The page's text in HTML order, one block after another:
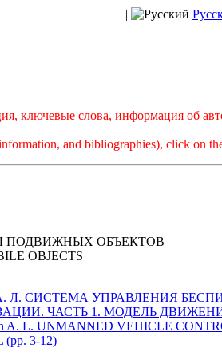
|
ключевые слова, информация об
and bibliographies), click on
ОБЪЕКТОВ
OBJECTS
А. Л. СИСТЕМА УПРАВЛЕНИЯ
ЧАСТЬ 1. МОДЕЛЬ
A. L. UNMANNED VEHICLE
3-12)